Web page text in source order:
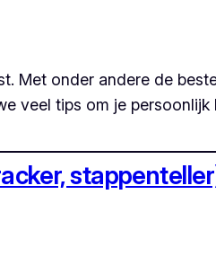
Met onder andere de
veel tips om je